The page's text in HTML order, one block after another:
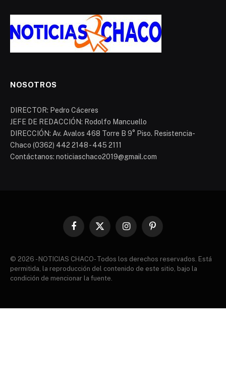
NOSOTROS
DIRECTOR: Pedro Cáceres
JEFE DE REDACCIÓN: Rodolfo Mancuello
DIRECCIÓN: Av. Avalos 468 Torre B 9° Piso. Resistencia-
Chaco (0362) 442 2148 - 445 2111
Contáctanos: noticiaschaco2019@gmail.com
Facebook
X
InstagramPinterest
© 2026 - NOTICIAS CHACO- Todos los derechos reservados. Está
permitida, la reproducción del contenido de este sitio, bajo la
condición de mencionar la fuente.